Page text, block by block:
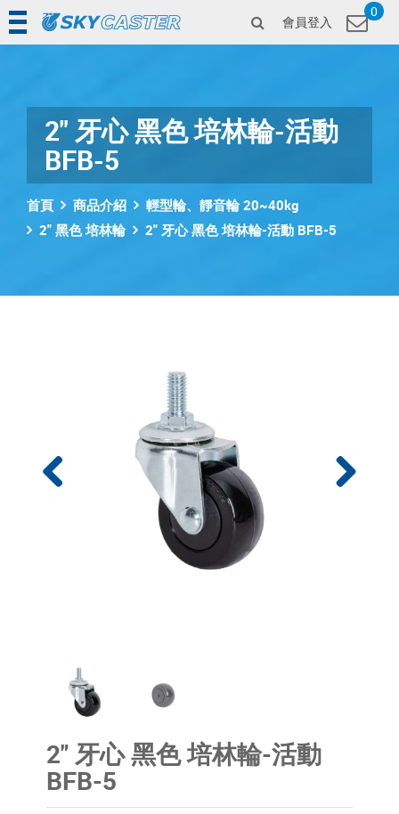
0
會員登入
2" 牙心 黑色 培林輪-活動
BFB-5
首頁 商品介紹
輕型輪、靜音輪 20~40kg
2" 黑色 培林輪
2" 牙心 黑色 培林輪-活動 BFB-5
2" 牙心 黑色 培林輪-活動
BFB-5